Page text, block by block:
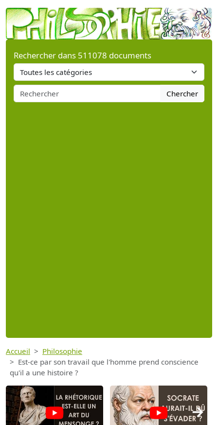
Rechercher dans 511078 documents
Chercher
Accueil
Philosophie
Est-ce par son travail que l'homme prend conscience
qu'il a une histoire ?
→